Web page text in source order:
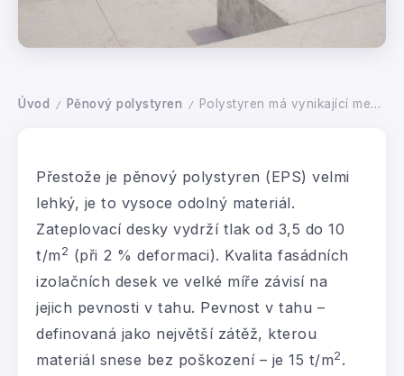
Úvod / Pěnový polystyren / Polystyren má vynikající mechanické vlastnosti
Přestože je pěnový polystyren (EPS) velmi
lehký, je to vysoce odolný materiál.
Zateplovací desky vydrží tlak od 3,5 do 10
t/m 2 (při 2 % deformaci). Kvalita fasádních
izolačních desek ve velké míře závisí na
jejich pevnosti v tahu. Pevnost v tahu –
definovaná jako největší zátěž, kterou
materiál snese bez poškození – je 15 t/m2 .